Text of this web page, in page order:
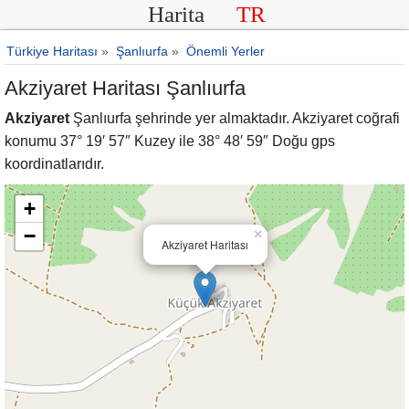
Harita TR
Türkiye Haritası » Şanlıurfa » Önemli Yerler
Akziyaret Haritası Şanlıurfa
Akziyaret Şanlıurfa şehrinde yer almaktadır. Akziyaret coğrafi
konumu 37° 19′ 57″ Kuzey ile 38° 48′ 59″ Doğu gps
koordinatlarıdır.
Akziyaret Haritası
×
+
−